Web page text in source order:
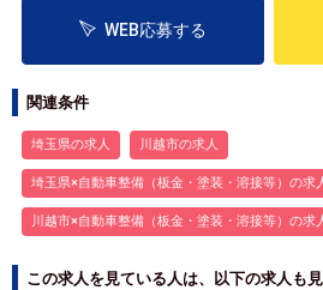
WEB応募する
関連条件
埼玉県の求人 川越市の求人
埼玉県×自動車整備（板金・塗装・溶接等）の求
川越市×自動車整備（板金・塗装・溶接等）の求
この求人を見ている人は、以下の求人も